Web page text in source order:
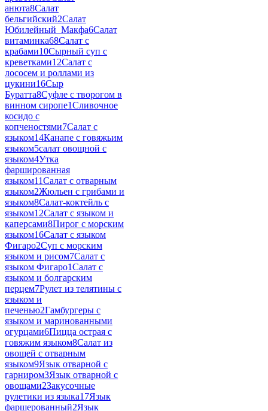
анюта8Салат
бельгийский2Салат
Юбилейный_Макфа6Салат
витаминка68Салат с
крабами10Сырный суп с
креветками12Салат с
лососем и роллами из
цукини16Сыр
Буратта8Суфле с творогом в
винном сиропе1Сливочное
косидо с
копченостями7Салат с
языком14Канапе с говяжьим
языком5салат овощной с
языком4Утка
фаршированная
языком11Салат с отварным
языком2Жюльен с грибами и
языком8Салат-коктейль с
языком12Салат с языком и
каперсами8Пирог с морским
языком16Салат с языком
Фигаро2Суп с морским
языком и рисом7Салат с
языком Фигаро1Салат с
языком и болгарским
перцем7Рулет из телятины с
языком и
печенью2Гамбургеры с
языком и маринованными
огурцами6Пицца острая с
говяжим языком8Салат из
овощей с отварным
языком9Язык отварной с
гарниром3Язык отварной с
овощами2Закусочные
рулетики из языка17Язык
фаршерованный2Язык